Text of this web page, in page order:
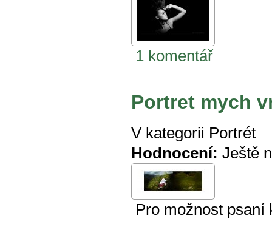
1 komentář
Portret mych
V kategorii Portrét
Hodnocení: Ještě
Pro možnost